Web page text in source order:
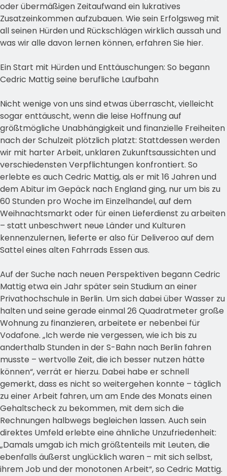
oder übermäßigen Zeitaufwand ein lukratives
Zusatzeinkommen aufzubauen. Wie sein Erfolgsweg mit
all seinen Hürden und Rückschlägen wirklich aussah und
was wir alle davon lernen können, erfahren Sie hier.
Ein Start mit Hürden und Enttäuschungen: So begann
Cedric Mattig seine berufliche Laufbahn
Nicht wenige von uns sind etwas überrascht, vielleicht
sogar enttäuscht, wenn die leise Hoffnung auf
größtmögliche Unabhängigkeit und finanzielle Freiheiten
nach der Schulzeit plötzlich platzt: Stattdessen werden
wir mit harter Arbeit, unklaren Zukunftsaussichten und
verschiedensten Verpflichtungen konfrontiert. So
erlebte es auch Cedric Mattig, als er mit 16 Jahren und
dem Abitur im Gepäck nach England ging, nur um bis zu
60 Stunden pro Woche im Einzelhandel, auf dem
Weihnachtsmarkt oder für einen Lieferdienst zu arbeiten
– statt unbeschwert neue Länder und Kulturen
kennenzulernen, lieferte er also für Deliveroo auf dem
Sattel eines alten Fahrrads Essen aus.
Auf der Suche nach neuen Perspektiven begann Cedric
Mattig etwa ein Jahr später sein Studium an einer
Privathochschule in Berlin. Um sich dabei über Wasser zu
halten und seine gerade einmal 26 Quadratmeter große
Wohnung zu finanzieren, arbeitete er nebenbei für
Vodafone. „Ich werde nie vergessen, wie ich bis zu
anderthalb Stunden in der S-Bahn nach Berlin fahren
musste – wertvolle Zeit, die ich besser nutzen hätte
können“, verrät er hierzu. Dabei habe er schnell
gemerkt, dass es nicht so weitergehen konnte – täglich
zu einer Arbeit fahren, um am Ende des Monats einen
Gehaltscheck zu bekommen, mit dem sich die
Rechnungen halbwegs begleichen lassen. Auch sein
direktes Umfeld erlebte eine ähnliche Unzufriedenheit:
„Damals umgab ich mich größtenteils mit Leuten, die
ebenfalls äußerst unglücklich waren – mit sich selbst,
ihrem Job und der monotonen Arbeit“, so Cedric Mattig.